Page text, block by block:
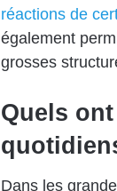
réactions de
également
grosses
Quels
Dans les